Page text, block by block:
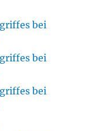
bei
bei
bei